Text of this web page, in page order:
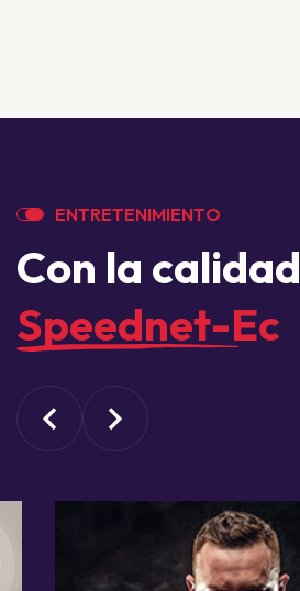
ENTRETENIMIENTO
Con la calidad
Speednet-Ec